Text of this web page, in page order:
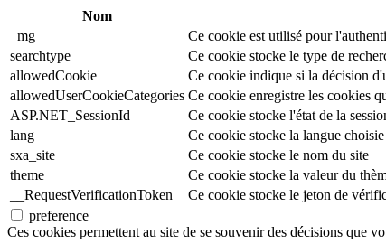
Nom
_mg
Ce cookie est utilisé pour
searchtype
Ce cookie stocke le type de
allowedCookie
Ce cookie indique si la décision
allowedUserCookieCategories Ce cookie enregistre les cookies
ASP.NET_SessionId
Ce cookie stocke l'état de la
lang
Ce cookie stocke la langue
sxa_site
Ce cookie stocke le nom du site
theme
Ce cookie stocke la valeur du
__RequestVerificationToken
Ce cookie stocke le jeton de
preference
Ces cookies permettent au site de se souvenir des décisions que